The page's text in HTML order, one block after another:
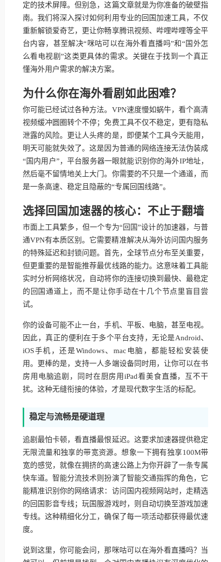
定的技术屏障。但别急，这篇文章就是为你准备的破壁指
南。我们将深入探讨如何利用专业的回国加速工具，不仅
重新解锁爱奇艺，更让你畅享腾讯视频、哔哩哔哩等全平
台内容，甚至解决“咪咕可以在海外看直播吗”和“国外怎
么看电视剧”这类更具体的需求。关键在于找到一个真正
懂海外用户需求的解决方案。
为什么你在海外看剧如此困难？
你可能已经试过各种方法。VPN速度慢如蜗牛，看个高清
视频缓冲圆圈转个不停；免费工具不仅不稳定，更有隐私
泄露的风险。更让人头疼的是，即便某个工具今天能用，
明天可能就失效了。这是因为普通的网络连接无法伪装成
“国内用户”，平台服务器一眼就能识别你的海外IP地址，
然后毫不留情地关上大门。你需要的不只是一个通道，而
是一条高速、稳定且隐蔽的“专属回国线路”。
选择回国加速器的核心：不止于翻墙
市面上工具繁多，但一个专为“回国”设计的加速器，与普
通VPN有本质区别。它需要精准解决从海外访问国内服务
的特殊延迟和封锁问题。首先，全球节点分布至关重要，
但更重要的是智能推荐最优线路的能力。这意味着工具能
实时分析网络状况，自动将你的连接切换到最快、最稳定
的回国通道上，而不是让你手动在十几个节点里盲目尝
试。
你的设备可能不止一台，手机、平板、电脑，甚至电视。
因此，真正的便利在于多个平台支持，无论是Android、
iOS手机，还是Windows、mac电脑，都能轻松安装使
用。更棒的是，支持一人多端设备同时用，让你可以在书
房用电脑追剧，同时在厨房用iPad看美食直播，互不干
扰。这种无缝衔接的体验，才是现代数字生活的标配。
稳定与流畅是硬道理
追剧最怕卡顿，看直播最恨延迟。这要求加速器提供稳定
无限流量和独享的带宽资源。想象一下拥有独享100M带
宽的感觉，就像在拥挤的高速公路上为你开辟了一条专属
快车道。智能分流技术则扮演了智能交通指挥的角色，它
能精准识别你的网络请求：访问国内视频网站时，走精选
的回国影音专线；玩国服游戏时，则自动切换至游戏加速
专线。这种精细化分工，确保了每一项活动都获得最优速
度。
说到这里，你可能会问，那咪咕可以在海外看直播吗？当